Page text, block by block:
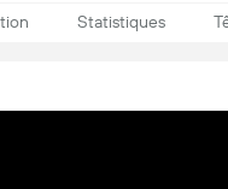
Statistiques